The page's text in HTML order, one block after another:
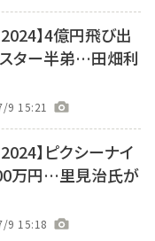
】4億円飛び出
スター半弟…田畑利
9 15:21
】ピクシーナイ
万円…里見治氏が
9 15:18